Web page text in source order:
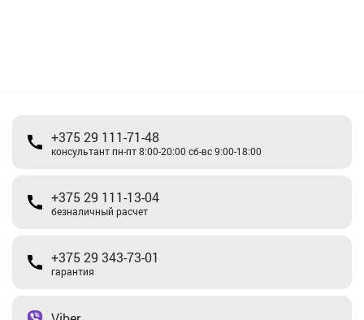
+375 29 111-71-48
консультант пн-пт 8:00-20:00 сб-вс 9:00-18:00
+375 29 111-13-04
безналичный расчет
+375 29 343-73-01
гарантия